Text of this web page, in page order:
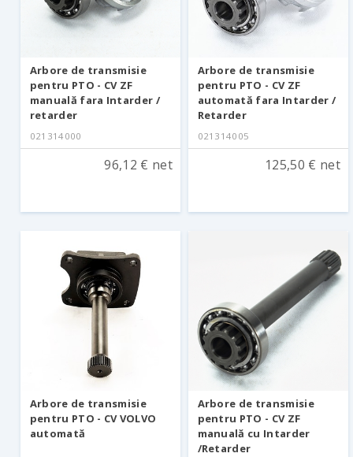
Arbore de transmisie
pentru PTO - CV ZF
manuală fara Intarder /
retarder
021314000
96,12 € net
Arbore de transmisie
pentru PTO - CV ZF
automată fara Intarder /
Retarder
021314005
125,50 € net
Arbore de transmisie
pentru PTO - CV VOLVO
automată
Arbore de transmisie
pentru PTO - CV ZF
manuală cu Intarder
/Retarder